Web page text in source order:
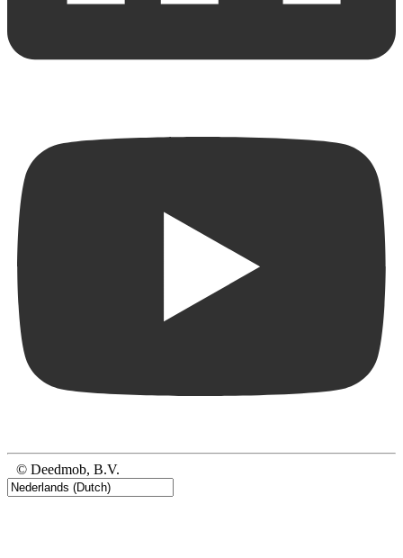
© Deedmob, B.V.